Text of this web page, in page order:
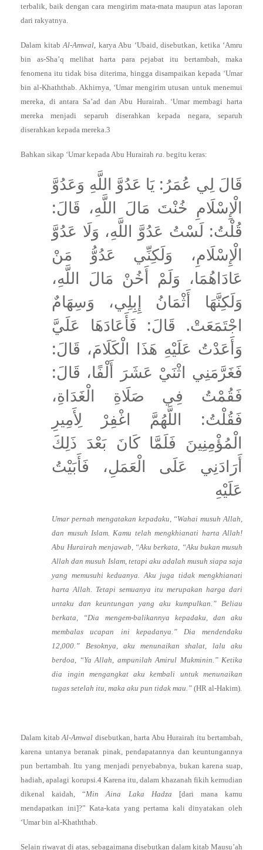
terbalik, baik dengan cara mengirim mata-mata maupun atas laporan
dari rakyatnya.
Dalam kitab Al-Amwal , karya Abu ‘Ubaid, disebutkan, ketika ‘Amru
bin as-Sha’q melihat harta para pejabat itu bertambah, maka
fenomena itu tidak bisa diterima, hingga disampaikan kepada ‘Umar
bin al-Khaththab. Akhirnya, ‘Umar mengirim utusan untuk menemui
mereka, di antara Sa’ad dan Abu Hurairah. ‘Umar membagi harta
mereka menjadi separuh diserahkan kepada negara, separuh
diserahkan kepada mereka.3
Bahkan sikap ‘Umar kepada Abu Hurairah ra. begitu keras:
قَالَ لِي عُمَرُ: يَا عَدُوَّ اللَّهِ وَعَدُوَّ
الْإِسْلَامِ خُنْتَ مَالَ اللَّهِ، قَالَ:
قُلْتُ: لَسْتُ عَدُوَّ اللَّهِ، وَلَا عَدُوَّ
الْإِسْلَامِ، وَلَكِنِّي عَدُوُّ مَنْ
عَادَاهُمَا، وَلَمْ أَخُنْ مَالَ اللَّهِ،
وَلَكِنَّهَا أَثْمَانُ إِبِلِي، وَسِهَامٌ
اجْتَمَعَتْ. قَالَ: فَأَعَادَهَا عَلَيَّ
وَأَعَدْتُ عَلَيْهِ هَذَا الْكَلَامَ، قَالَ:
فَغَرَّمَنِي اثْنَيْ عَشَرَ أَلْفًا، قَالَ:
فَقُمْتُ فِي صَلَاةِ الْغَدَاةِ،
فَقُلْتُ: اللَّهُمَّ اغْفِرْ لِأَمِيرِ
الْمُؤْمِنِينَ فَلَمَّا كَانَ بَعْدَ ذَلِكَ
أَرَادَنِي عَلَى الْعَمَلِ، فَأَبَيْتُ
عَلَيْهِ
Umar pernah mengatakan kepadaku, “Wahai musuh Allah,
dan musuh Islam. Kamu telah mengkhianati harta Allah!
Abu Hurairah menjawab, “Aku berkata, “Aku bukan musuh
Allah dan musuh Islam, tetapi aku adalah musuh siapa saja
yang memusuhi keduanya. Aku juga tidak mengkhianati
harta Allah. Tetapi semuanya itu merupakan harga dari
untaku dan keuntungan yang aku kumpulkan.” Beliau
berkata, “Dia mengem-balikannya kepadaku, dan aku
membalas ucapan ini kepadanya.” Dia mendendaku
12,000.” Besoknya, aku menunaikan shalat, lalu aku
berdoa, “Ya Allah, ampunilah Amirul Mukminin.” Ketika
dia ingin mengangkat aku kembali untuk menunaikan
tugas setelah itu, maka aku pun tidak mau.” (HR al-Hakim).
Dalam kitab Al-Amwal disebutkan, harta Abu Hurairah itu bertambah,
karena untanya beranak pinak, pendapatannya dan keuntungannya
pun bertambah. Itu yang menjadi penyebabnya, bukan karena suap,
hadiah, apalagi korupsi.4 Karena itu, dalam khazanah fikih kemudian
dikenal kaidah, “Min Aina Laka Hadza [dari mana kamu
mendapatkan ini]?” Kata-kata yang pertama kali dinyatakan oleh
‘Umar bin al-Khaththab.
Selain riwayat di atas, sebagaimana disebutkan dalam kitab Mausu’ah